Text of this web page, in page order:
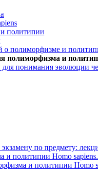
политипии
о полиморфизме и
полиморфизма и
понимания эволюции
по предмету:
и политипии Homo sapiens.
и политипии Homo